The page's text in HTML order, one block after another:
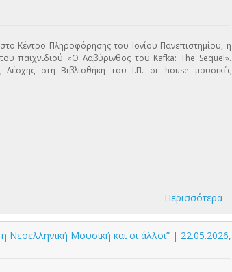
Κέντρο Πληροφόρησης του Ιονίου Πανεπιστημίου, η
παιχνιδιού «Ο Λαβύρινθος του Kafka: The Sequel».
στη Βιβλιοθήκη του Ι.Π. σε house μουσικές
Περισσότερα
Μουσική και οι άλλοι” | 22.05.2026,